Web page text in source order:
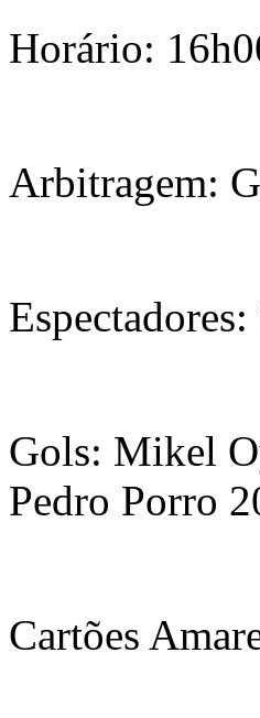
Horário:
Arbitragem:
Gols: Mikel
Pedro Porro
Cartões